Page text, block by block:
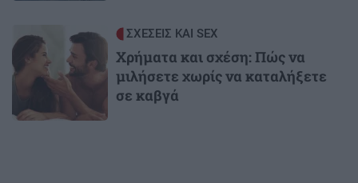
Image ΣΧΕΣΕΙΣ ΚΑΙ SEX
Χρήματα και σχέση: Πώς να
μιλήσετε χωρίς να καταλήξετε
σε καβγά